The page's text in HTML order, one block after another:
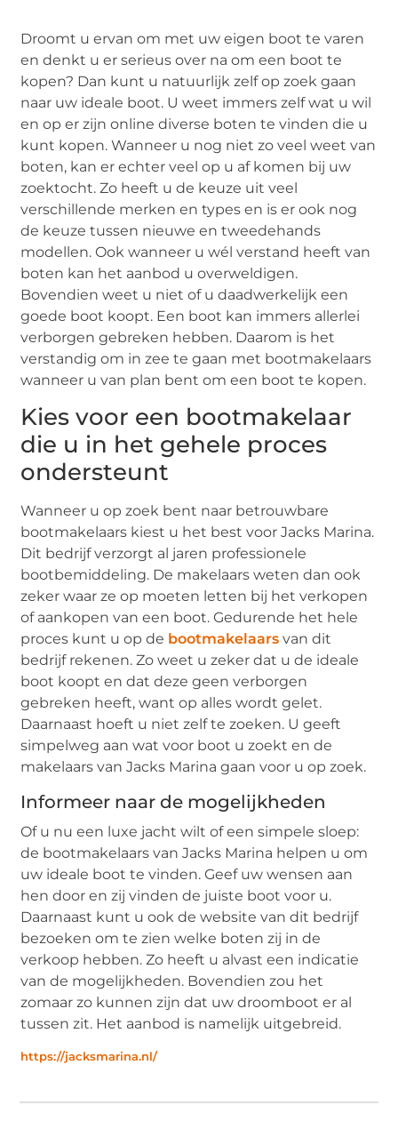
Droomt u ervan om met uw eigen boot te varen
en denkt u er serieus over na om een boot te
kopen? Dan kunt u natuurlijk zelf op zoek gaan
naar uw ideale boot. U weet immers zelf wat u wil
en op er zijn online diverse boten te vinden die u
kunt kopen. Wanneer u nog niet zo veel weet van
boten, kan er echter veel op u af komen bij uw
zoektocht. Zo heeft u de keuze uit veel
verschillende merken en types en is er ook nog
de keuze tussen nieuwe en tweedehands
modellen. Ook wanneer u wél verstand heeft van
boten kan het aanbod u overweldigen.
Bovendien weet u niet of u daadwerkelijk een
goede boot koopt. Een boot kan immers allerlei
verborgen gebreken hebben. Daarom is het
verstandig om in zee te gaan met bootmakelaars
wanneer u van plan bent om een boot te kopen.
Kies voor een bootmakelaar
die u in het gehele proces
ondersteunt
Wanneer u op zoek bent naar betrouwbare
bootmakelaars kiest u het best voor Jacks Marina.
Dit bedrijf verzorgt al jaren professionele
bootbemiddeling. De makelaars weten dan ook
zeker waar ze op moeten letten bij het verkopen
of aankopen van een boot. Gedurende het hele
proces kunt u op de bootmakelaars van dit
bedrijf rekenen. Zo weet u zeker dat u de ideale
boot koopt en dat deze geen verborgen
gebreken heeft, want op alles wordt gelet.
Daarnaast hoeft u niet zelf te zoeken. U geeft
simpelweg aan wat voor boot u zoekt en de
makelaars van Jacks Marina gaan voor u op zoek.
Informeer naar de mogelijkheden
Of u nu een luxe jacht wilt of een simpele sloep:
de bootmakelaars van Jacks Marina helpen u om
uw ideale boot te vinden. Geef uw wensen aan
hen door en zij vinden de juiste boot voor u.
Daarnaast kunt u ook de website van dit bedrijf
bezoeken om te zien welke boten zij in de
verkoop hebben. Zo heeft u alvast een indicatie
van de mogelijkheden. Bovendien zou het
zomaar zo kunnen zijn dat uw droomboot er al
tussen zit. Het aanbod is namelijk uitgebreid.
https://jacksmarina.nl/